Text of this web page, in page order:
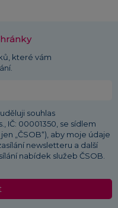
které vám
souhlas
IČ: 00001350, se sídlem
„ČSOB“), aby moje údaje
newsletteru a další
nabídek služeb ČSOB.